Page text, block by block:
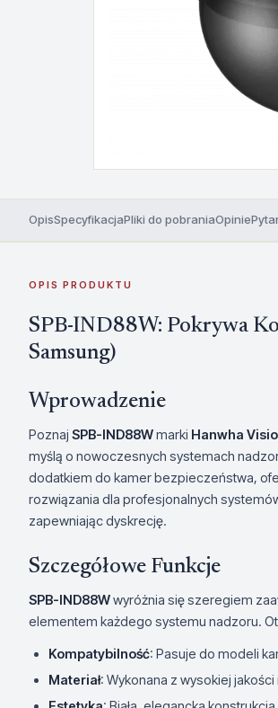
OpisSpecyfikacjaPliki do pobraniaOpinie
OPIS PRODUKTU
SPB-IND88W: Pokrywa
Samsung)
Wprowadzenie
Poznaj SPB-IND88Wmarki Hanwha
myślą o nowoczesnych systemach
dodatkiem do kamer bezpieczeństwa,
rozwiązania dla profesjonalnych
zapewniając dyskrecję.
Szczegółowe Funkcje
SPB-IND88Wwyróżnia się szeregiem
elementem każdego systemu nadzoru.
Kompatybilność: Pasuje do modeli
Materiał: Wykonana z wysokiej